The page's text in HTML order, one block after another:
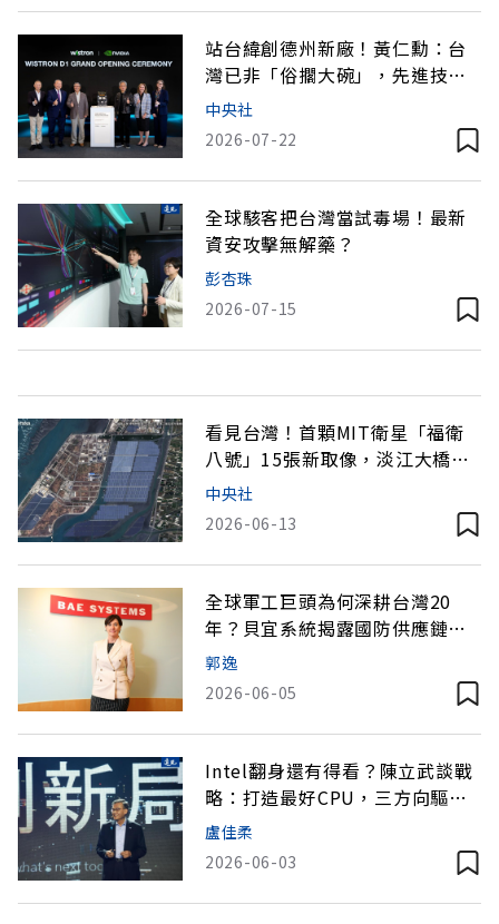
站台緯創德州新廠！黃仁勳：台
灣已非「俗擱大碗」，先進技術
成全球AI震央
中央社
2026-07-22
全球駭客把台灣當試毒場！最新
資安攻擊無解藥？
彭杏珠
2026-07-15
看見台灣！首顆MIT衛星「福衛
八號」15張新取像，淡江大橋、
彰濱光電廠入鏡
中央社
2026-06-13
全球軍工巨頭為何深耕台灣20
年？貝宜系統揭露國防供應鏈新
布局
郭逸
2026-06-05
Intel翻身還有得看？陳立武談戰
略：打造最好CPU，三方向驅動
成長
盧佳柔
2026-06-03